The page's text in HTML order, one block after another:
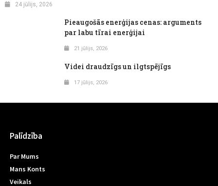
24 jūlijs, 2026
Pieaugošās enerģijas cenas: arguments
par labu tīrai enerģijai
21 jūlijs, 2026
Videi draudzīgs un ilgtspējīgs
17 jūlijs, 2026
Palīdzība
Par Mums
Mans Konts
Veikals